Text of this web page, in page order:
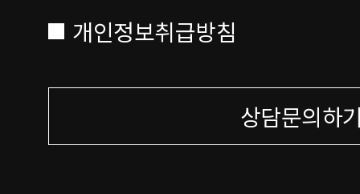
개인정보취급방침
상담문의하